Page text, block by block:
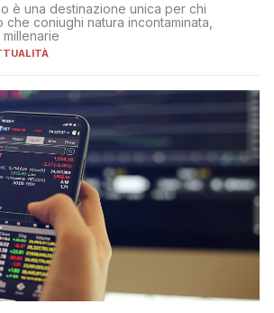
è una destinazione unica per chi
coniughi natura incontaminata,